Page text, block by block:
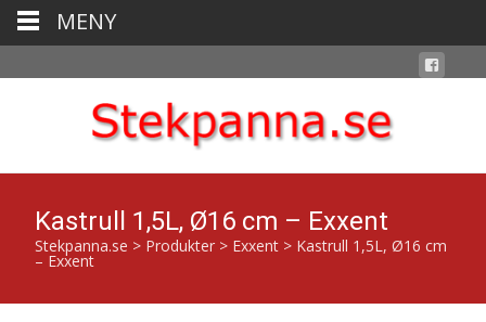
Kastrull 1,5L, Ø16 cm – Exxent
Stekpanna.se > Produkter > Exxent > Kastrull 1,5L, Ø16 cm
– Exxent
MENY